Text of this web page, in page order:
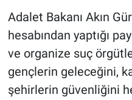
Adalet Bakanı Akın
hesabından yaptığı
ve organize suç
gençlerin geleceğini,
şehirlerin güvenliğini